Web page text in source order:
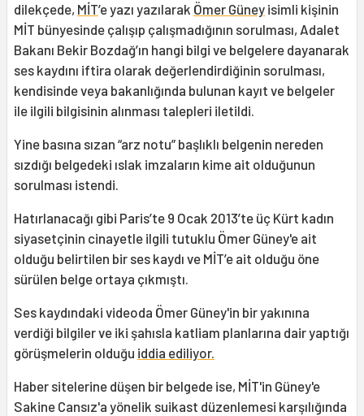
dilekçede, MİT’e yazı yazılarak Ömer Güney isimli kişinin
MİT bünyesinde çalışıp çalışmadığının sorulması, Adalet
Bakanı Bekir Bozdağ’ın hangi bilgi ve belgelere dayanarak
ses kaydını iftira olarak değerlendirdiğinin sorulması,
kendisinde veya bakanlığında bulunan kayıt ve belgeler
ile ilgili bilgisinin alınması talepleri iletildi.
Yine basına sızan “arz notu” başlıklı belgenin nereden
sızdığı belgedeki ıslak imzaların kime ait olduğunun
sorulması istendi.
Hatırlanacağı gibi Paris’te 9 Ocak 2013’te üç Kürt kadın
siyasetçinin cinayetle ilgili tutuklu Ömer Güney'e ait
olduğu belirtilen bir ses kaydı ve MİT’e ait olduğu öne
sürülen belge ortaya çıkmıştı.
Ses kaydındaki videoda Ömer Güney'in bir yakınına
verdiği bilgiler ve iki şahısla katliam planlarına dair yaptığı
görüşmelerin olduğu iddia ediliyor.
Haber sitelerine düşen bir belgede ise, MİT'in Güney'e
Sakine Cansız'a yönelik suikast düzenlemesi karşılığında